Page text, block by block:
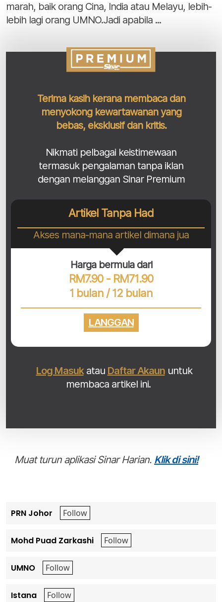
marah, baik orang Cina, India atau Melayu, lebih-
lebih lagi orang UMNO.Jadi apabila ...
Terima kasih kerana membaca dan
menyokong kewartawanan yang
bebas, eksklusif dan kritis.
Nikmati pelbagai keistimewaan
termasuk pengalaman tanpa iklan
dengan melanggan Sinar Premium
Artikel Tanpa Had
Akses mana-mana artikel dimana jua
Harga bermula dari
RM7.90 - RM71.90
1 bulan / 12 bulan
LANGGAN
Log Masukatau Daftar Akaununtuk
membaca artikel ini.
Muat turun aplikasi Sinar Harian. Klik di sini!
PRN Johor
Mohd Puad Zarkashi
UMNO
Istana